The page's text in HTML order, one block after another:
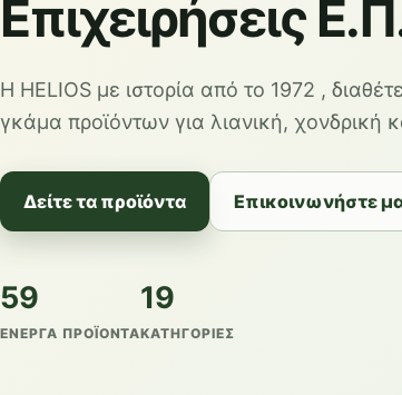
Επιχειρήσεις
Η HELIOS με ιστορία από το 1972 ,
γκάμα προϊόντων για λιανική, χονδρική
Δείτε τα προϊόντα Επικοινωνήστε
59
ΕΝΕΡΓΆ ΠΡΟΪΌΝΤΑ
19
ΚΑΤΗΓΟΡΊΕΣ